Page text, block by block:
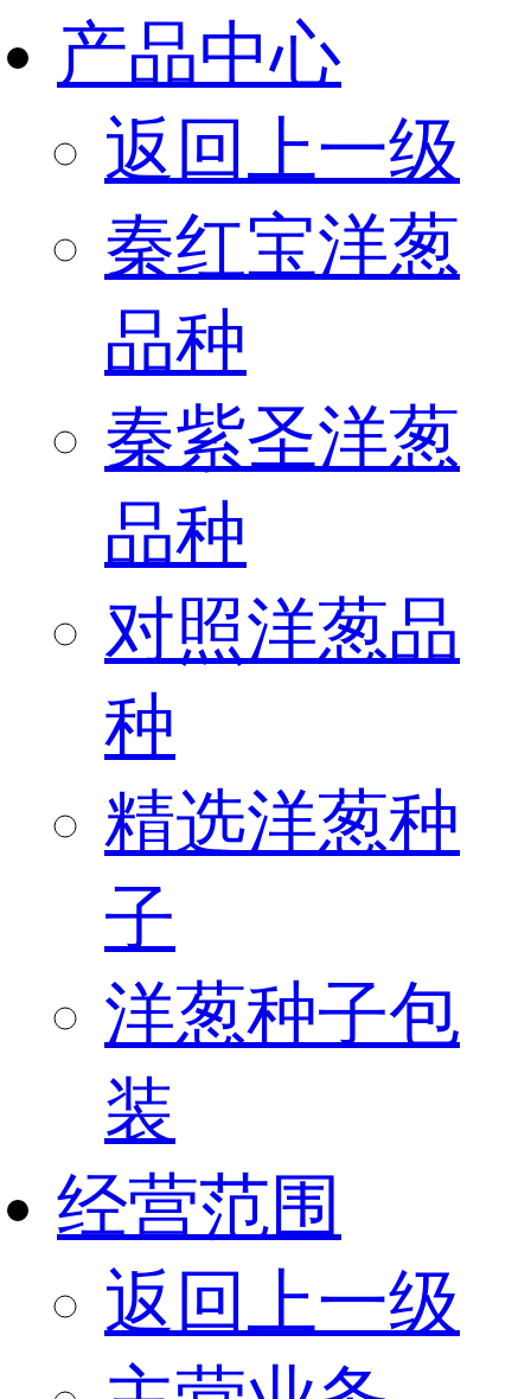
产品中心
返回上一级
秦红宝洋葱
品种
秦紫圣洋葱
品种
对照洋葱品
种
精选洋葱种
子
洋葱种子包
装
经营范围
返回上一级